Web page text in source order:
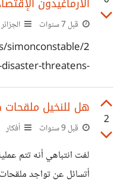
قبل 7 سنوات الجزائر
simonconstable/2
threatens-
#77b2304b2e6b
2
هل للنخيل ملقحات
قبل 9 سنوات أفكار
لفت انتباهي أنه تتم
أتسائل عن تواجد